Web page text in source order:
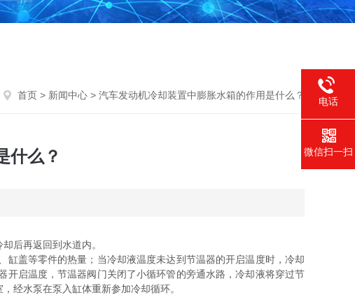
首页 > 新闻中心 > 汽车发动机冷却装置中膨胀水箱的作用是什么？
什么？
后再返回到水道内。
盖等零件的热量；当冷却液温度未达到节温器的开启温度时，冷却
启温度，节温器阀门关闭了小循环管的旁通水路，冷却液将穿过节
经水泵在泵入缸体重新参加冷却循环。
电话
微信扫一扫